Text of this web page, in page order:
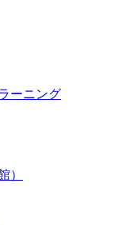
ーニング
）